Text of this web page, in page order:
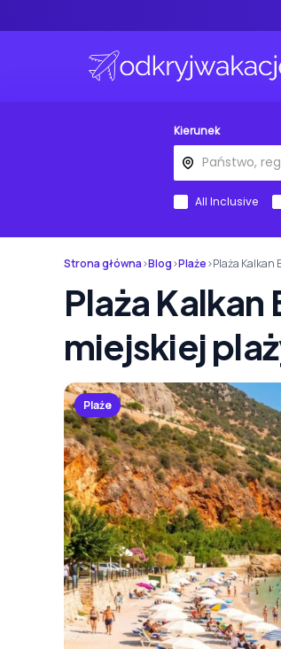
Kierunek
All Inclusive
Strona główna›Blog›Plaże›Plaża Kalkan
Plaża
miejskiej
Plaże